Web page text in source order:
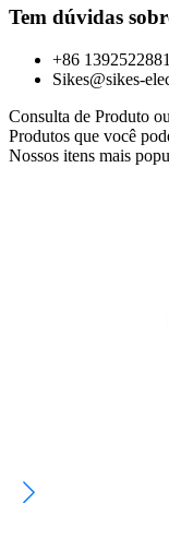
Tem dúvidas
+86
Sikes@sikes-
Consulta de Produto
Produtos que você
Nossos itens mais